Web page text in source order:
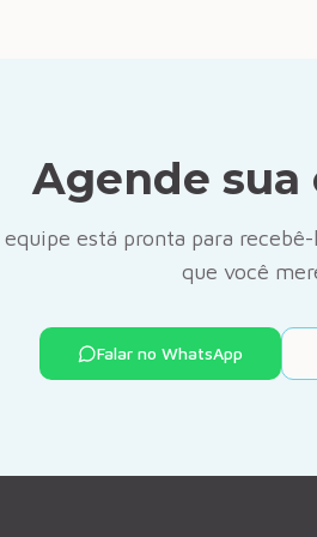
Agende sua
equipe está pronta para
que você
Falar no WhatsApp